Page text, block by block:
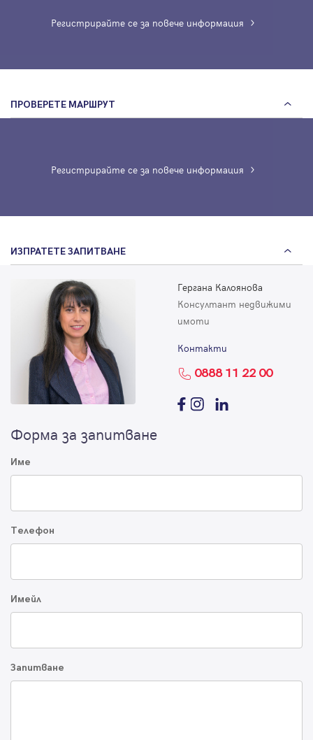
Регистрирайте се за повече информация
ПРОВЕРЕТЕ МАРШРУТ
Регистрирайте се за повече информация
ИЗПРАТЕТЕ ЗАПИТВАНЕ
Гергана Калоянова
Консултант недвижими
имоти
Контакти
0888 11 22 00
Форма за запитване
Име
Телефон
Имейл
Запитване